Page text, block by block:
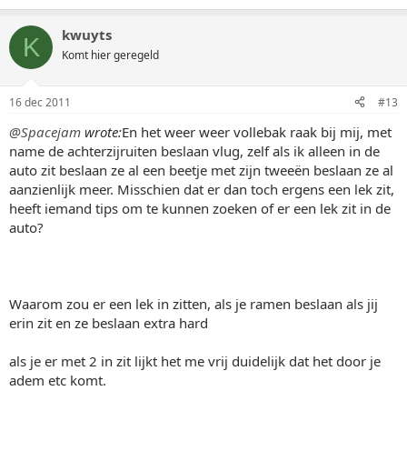
K kwuyts
Komt hier geregeld
16 dec 2011 #13
@Spacejam wrote:En het weer weer vollebak raak bij mij, met
name de achterzijruiten beslaan vlug, zelf als ik alleen in de
auto zit beslaan ze al een beetje met zijn tweeën beslaan ze al
aanzienlijk meer. Misschien dat er dan toch ergens een lek zit,
heeft iemand tips om te kunnen zoeken of er een lek zit in de
auto?
Waarom zou er een lek in zitten, als je ramen beslaan als jij
erin zit en ze beslaan extra hard
als je er met 2 in zit lijkt het me vrij duidelijk dat het door je
adem etc komt.